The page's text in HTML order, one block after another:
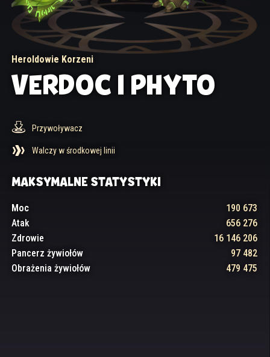
Heroldowie Korzeni
VERDOC I PHYTO
Przywoływacz
Walczy w środkowej linii
MAKSYMALNE STATYSTYKI
Moc
190 673
Atak
656 276
Zdrowie
16 146 206
Pancerz żywiołów
97 482
Obrażenia żywiołów
479 475